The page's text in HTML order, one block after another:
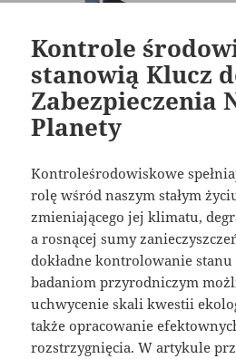
Kontrole
stanowią Klucz
Zabezpieczenia
Planety
Kontroleśrodowiskowe
rolę wśród naszym stałym
zmieniającego jej klimatu,
a rosnącej sumy
dokładne kontrolowanie
badaniom przyrodniczym
uchwycenie skali kwestii
także opracowanie
rozstrzygnięcia. W artykule